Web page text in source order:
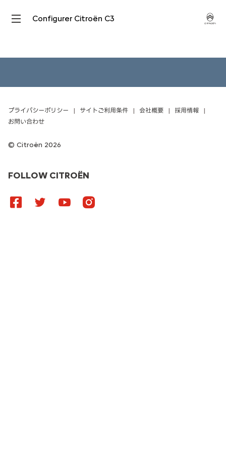
Configurer Citroën C3
FOLLOW CITROËN
Citroën 2026
プライバシーポリシー サイトご利用条件 会社概要
採用情報
お問い合わせ